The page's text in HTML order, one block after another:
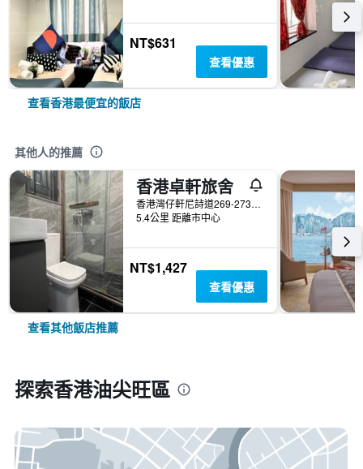
NT$631
查看優惠
查看香港最便宜的飯店
其他人的推薦
香港卓軒旅舍
香港灣仔軒尼詩道269-273號光華大廈2字樓A室
5.4公里 距離市中心
NT$1,427
查看優惠
查看其他飯店推薦
探索香港油尖旺區